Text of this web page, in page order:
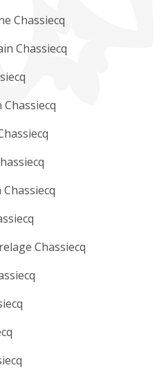
Chassiecq
Chassiecq
Chassiecq